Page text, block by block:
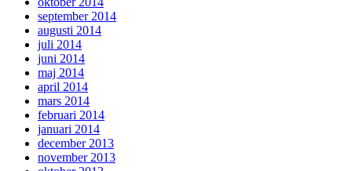
september 2014
augusti 2014
juli 2014
juni 2014
maj 2014
april 2014
mars 2014
februari 2014
januari 2014
december 2013
november 2013